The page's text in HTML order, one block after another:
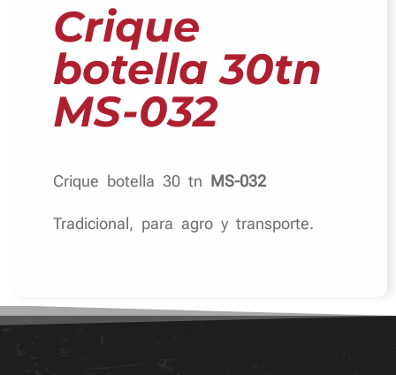
Crique
botella 30tn
MS-032
Crique botella 30 tn MS-032
Tradicional, para agro y transporte.